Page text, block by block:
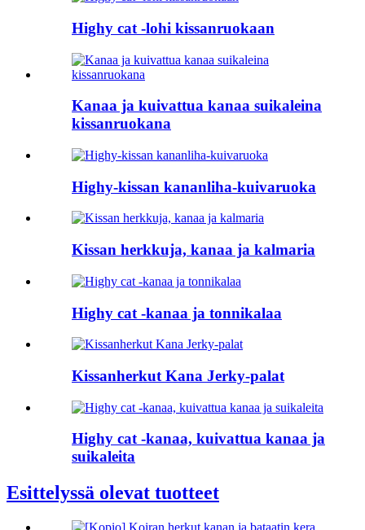
Highy cat -lohi kissanruokaan
Kanaa ja kuivattua kanaa suikaleina
kissanruokana
Highy-kissan kananliha-kuivaruoka
Kissan herkkuja, kanaa ja kalmaria
Highy cat -kanaa ja tonnikalaa
Kissanherkut Kana Jerky-palat
Highy cat -kanaa, kuivattua kanaa ja
suikaleita
Esittelyssä olevat tuotteet